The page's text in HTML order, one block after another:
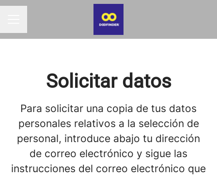
Solicitar datos
Para solicitar una copia de tus datos
personales relativos a la selección de
personal, introduce abajo tu dirección
de correo electrónico y sigue las
instrucciones del correo electrónico que